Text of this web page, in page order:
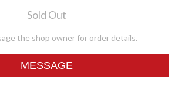
Sold Out
the shop owner for order details.
MESSAGE